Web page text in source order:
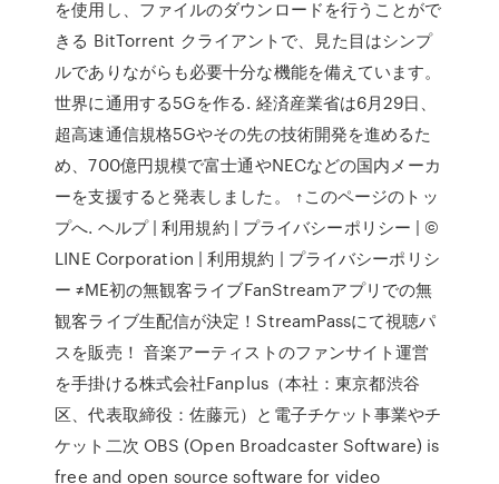
を使用し、ファイルのダウンロードを行うことがで
きる BitTorrent クライアントで、見た目はシンプ
ルでありながらも必要十分な機能を備えています。
世界に通用する5Gを作る. 経済産業省は6月29日、
超高速通信規格5Gやその先の技術開発を進めるた
め、700億円規模で富士通やNECなどの国内メーカ
ーを支援すると発表しました。 ↑このページのトッ
プへ. ヘルプ | 利用規約 | プライバシーポリシー | ©
LINE Corporation | 利用規約 | プライバシーポリシ
ー ≠ME初の無観客ライブFanStreamアプリでの無
観客ライブ生配信が決定！StreamPassにて視聴パ
スを販売！ 音楽アーティストのファンサイト運営
を手掛ける株式会社Fanplus（本社：東京都渋谷
区、代表取締役：佐藤元）と電子チケット事業やチ
ケット二次 OBS (Open Broadcaster Software) is
free and open source software for video